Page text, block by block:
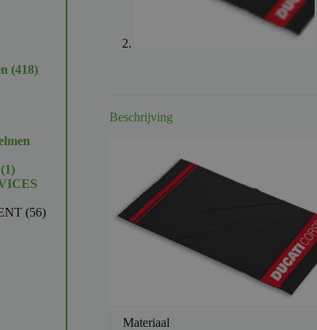
Beschrijving
Materiaal
418418
11
product
5656